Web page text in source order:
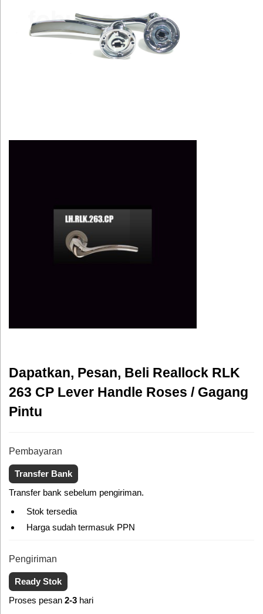
Dapatkan, Pesan, Beli Reallock RLK
263 CP Lever Handle Roses / Gagang
Pintu
Pembayaran
Transfer Bank
Transfer bank sebelum pengiriman.
Stok tersedia
Harga sudah termasuk PPN
Pengiriman
Ready Stok
Proses pesan 2-3 hari